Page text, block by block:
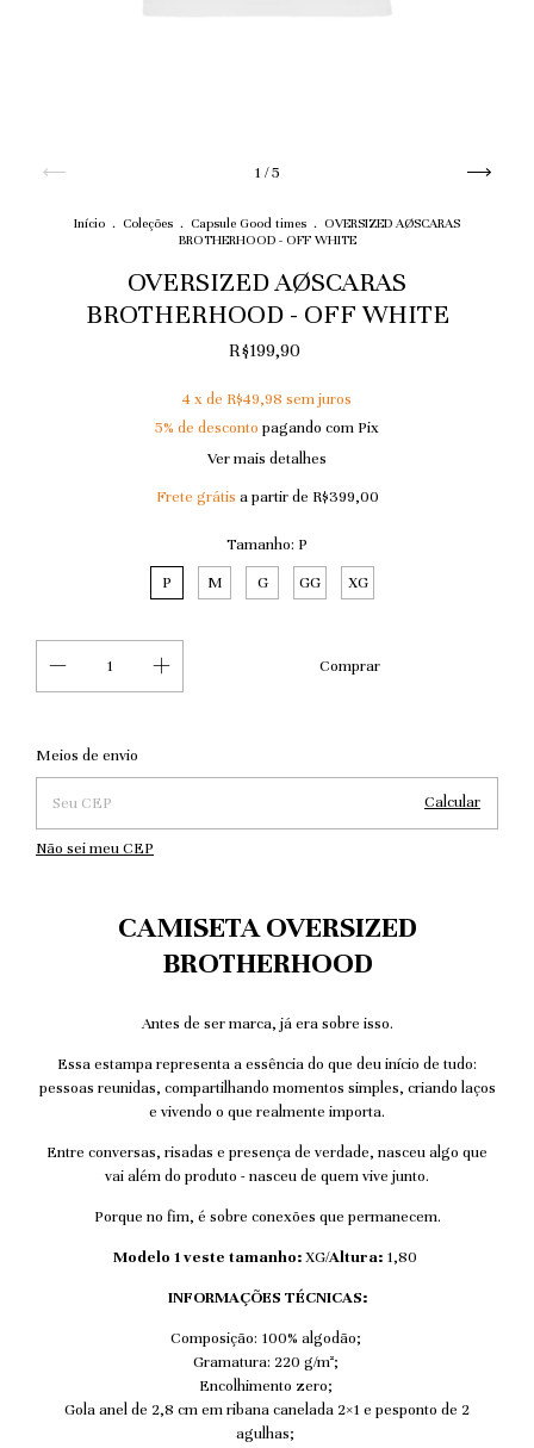
1 /5
Início . Coleções . Capsule Good times . OVERSIZED AØSCARAS
BROTHERHOOD - OFF WHITE
OVERSIZED AØSCARAS
BROTHERHOOD - OFF WHITE
R$199,90
4x de R$49,98 sem juros
5% de desconto pagando com Pix
Ver mais detalhes
Frete grátis a partir de R$399,00
Tamanho: P
P
M G GG XG
Entregas para o CEP:
Meios de envio
Calcular
Não sei meu CEP
CAMISETA OVERSIZED
BROTHERHOOD
Antes de ser marca, já era sobre isso.
Essa estampa representa a essência do que deu início de tudo:
pessoas reunidas, compartilhando momentos simples, criando laços
e vivendo o que realmente importa.
Entre conversas, risadas e presença de verdade, nasceu algo que
vai além do produto - nasceu de quem vive junto.
Porque no fim, é sobre conexões que permanecem.
Modelo 1 veste tamanho:XG/Altura: 1,80
INFORMAÇÕES TÉCNICAS:
Composição: 100% algodão;
Gramatura: 220 g/m²;
Encolhimento zero;
Gola anel de 2,8 cm em ribana canelada 2×1 e pesponto de 2
agulhas;